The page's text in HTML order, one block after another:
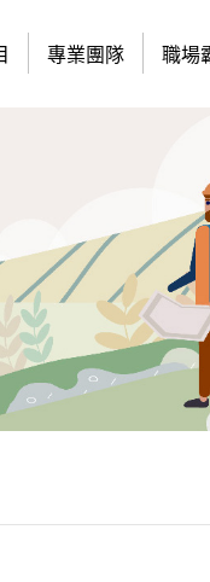
專業團隊 職場